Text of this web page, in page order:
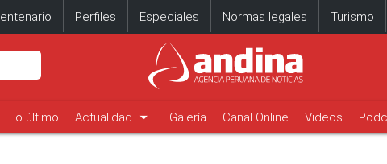
Perfiles Especiales Normas legales Turismo
Lo último Actualidad arrow_drop_down Galería Canal Online Videos